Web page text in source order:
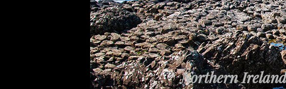
Northern
เส้นทาง